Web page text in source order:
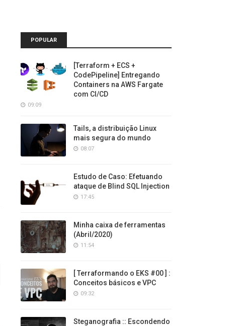
POPULAR
[Terraform + ECS +
CodePipeline] Entregando
Containers na AWS Fargate
com CI/CD
09:09
Tails, a distribuição Linux
mais segura do mundo
08:07
Estudo de Caso: Efetuando
ataque de Blind SQL Injection
17:45
Minha caixa de ferramentas
(Abril/2020)
11:54
[ Terraformando o EKS #00 ] :
Conceitos básicos e VPC
09:32
Steganografia :: Escondendo